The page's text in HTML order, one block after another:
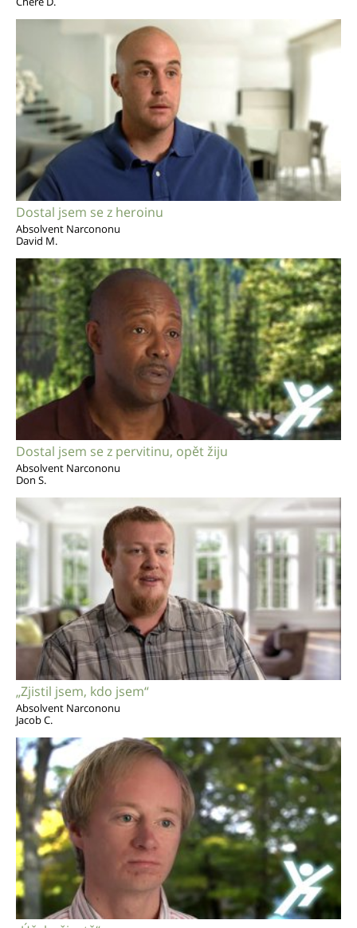
Dostal jsem se z heroinu
Absolvent Narcononu
David M.
Dostal jsem se z pervitinu, opět žiju
Absolvent Narcononu
Don S.
„Zjistil jsem, kdo jsem“
Absolvent Narcononu
Jacob C.